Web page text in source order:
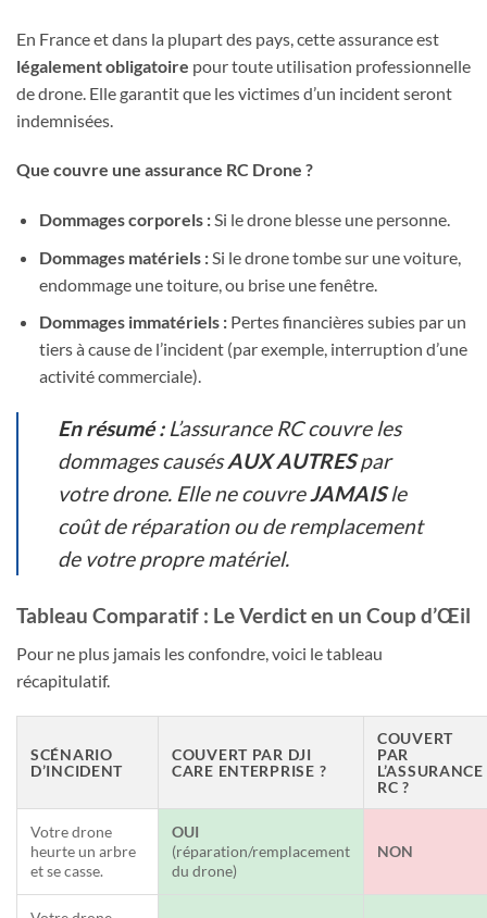
En France et dans la plupart des pays, cette assurance est
légalement obligatoire pour toute utilisation professionnelle
de drone. Elle garantit que les victimes d’un incident seront
indemnisées.
Que couvre une assurance RC Drone ?
Dommages corporels :Si le drone blesse une personne.
Dommages matériels :Si le drone tombe sur une voiture,
endommage une toiture, ou brise une fenêtre.
Dommages immatériels :Pertes financières subies par un
tiers à cause de l’incident (par exemple, interruption d’une
activité commerciale).
En résumé :L’assurance RC couvre les
dommages causésAUX AUTRESpar
votre drone. Elle ne couvreJAMAISle
coût de réparation ou de remplacement
de votre propre matériel.
Tableau Comparatif : Le Verdict en un Coup d’Œil
Pour ne plus jamais les confondre, voici le tableau
récapitulatif.
SCÉNARIO
D’INCIDENT
COUVERT PAR DJI
CARE ENTERPRISE ?
COUVERT
PAR
L’ASSURANCE
RC ?
Votre drone
heurte un arbre
et se casse.
OUI
(réparation/remplacement
du drone)
NON